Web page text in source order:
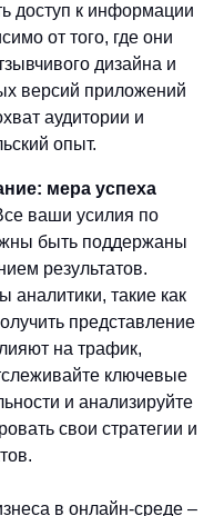
доступ к информации
от того, где они
дизайна и
версий приложений
аудитории и
опыт.
мера успеха
ваши усилия по
быть поддержаны
результатов.
аналитики, такие как
представление
на трафик,
ключевые
и анализируйте
свои стратегии и
в онлайн-среде –